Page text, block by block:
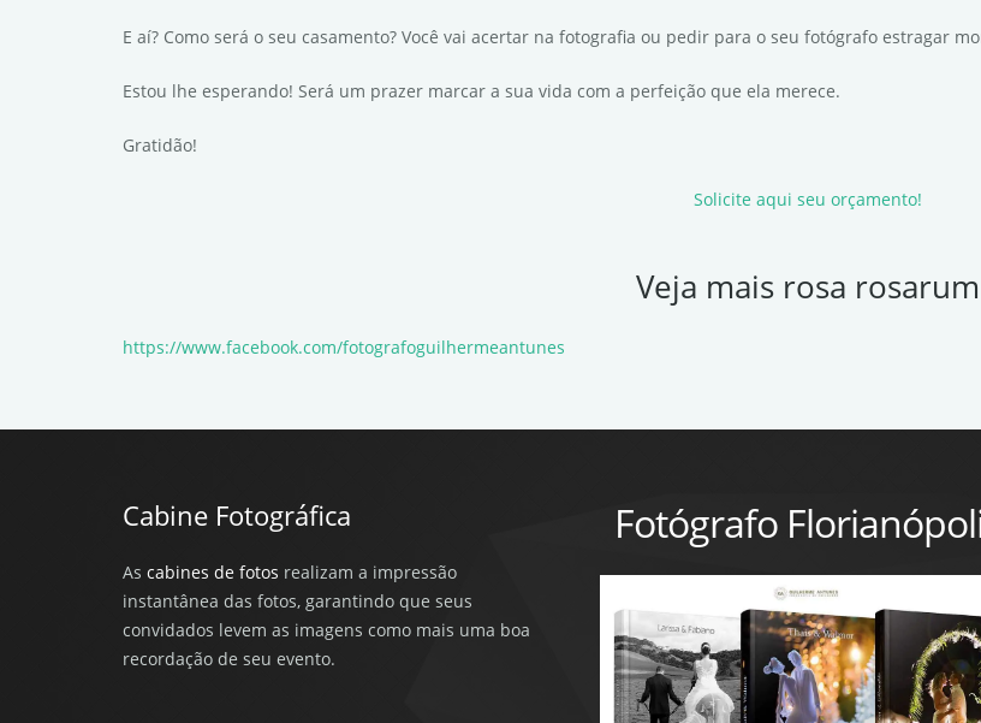
E aí? Como será o seu casamento? Você vai acertar na fotografia ou pedir para o seu fotógrafo estragar
Estou lhe esperando! Será um prazer marcar a sua vida com a perfeição que ela merece.
Gratidão!
Solicite aqui seu orçamento!
Veja mais rosa rosarum
https://www.facebook.com/fotografoguilhermeantunes
Cabine Fotográfica
As cabines de fotos realizam a impressão
instantânea das fotos, garantindo que seus
convidados levem as imagens como mais uma boa
recordação de seu evento.
Fotógrafo